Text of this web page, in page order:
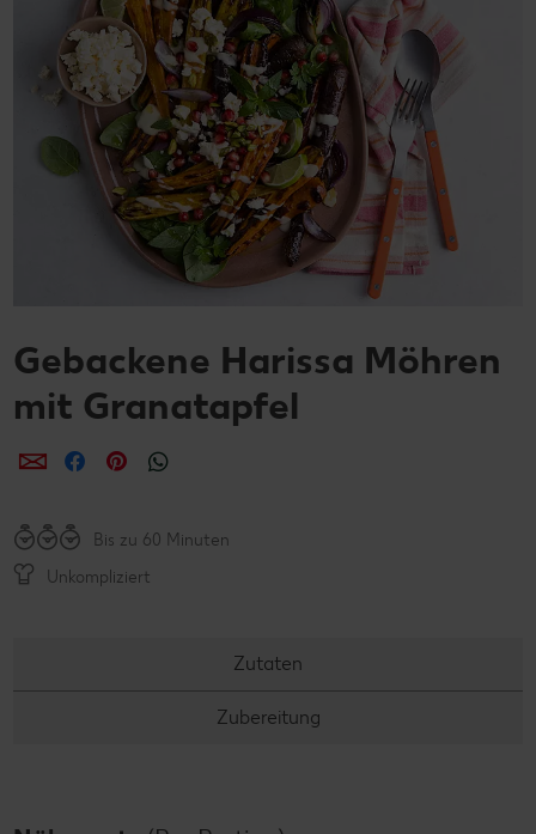
Gebackene Harissa Möhren
mit Granatapfel
per E-Mail teilen
per Facebook teilen
per Pinterest teilen
Bis zu 60 Minuten
Unkompliziert
Zutaten
Zubereitung